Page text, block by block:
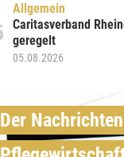
Allgemein
Caritasverband
geregelt
05.08.2026
Der